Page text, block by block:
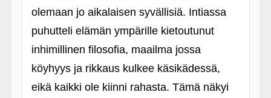
olemaan jo aikalaisen syvällisiä. Intiassa
puhutteli elämän ympärille kietoutunut
inhimillinen filosofia, maailma jossa
köyhyys ja rikkaus kulkee käsikädessä,
eikä kaikki ole kiinni rahasta. Tämä näkyi